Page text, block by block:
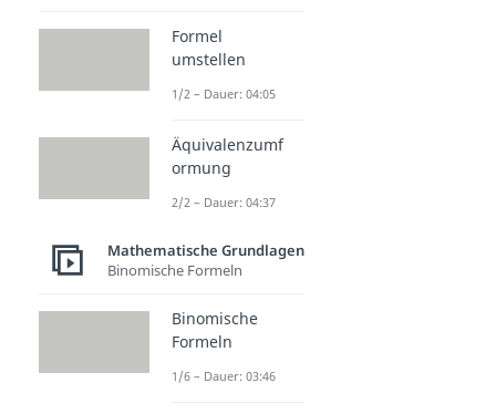
Formel
umstellen
1/2 – Dauer: 04:05
Äquivalenzumf
ormung
2/2 – Dauer: 04:37
Mathematische Grundlagen
Binomische Formeln
Binomische
Formeln
1/6 – Dauer: 03:46